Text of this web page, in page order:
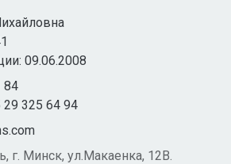
09.06.2008
84
29 325 64 94
г. Минск, ул.Макаенка, 12В.